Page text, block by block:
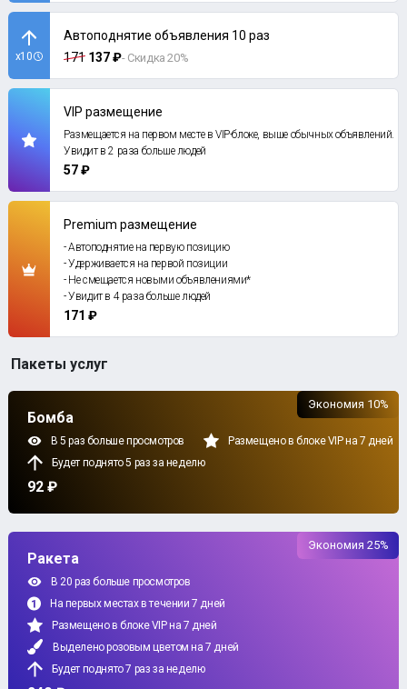
x10
Автоподнятие объявления 10 раз
171 137 ₽- Скидка 20%
VIP размещение
Размещается на первом месте в VIP-блоке, выше обычных объявлений.
Увидит в 2 раза больше людей
57 ₽
Premium размещение
- Автоподнятие на первую позицию
- Удерживается на первой позиции
- Не смещается новыми объявлениями*
- Увидит в 4 раза больше людей
171 ₽
Пакеты услуг
Бомба
В 5 раз больше просмотров
Размещено в блоке VIP на 7 дней
Будет поднято 5 раз за неделю
92 ₽
Экономия 10%
Ракета
В 20 раз больше просмотров
На первых местах в течении 7 дней
Размещено в блоке VIP на 7 дней
Выделено розовым цветом на 7 дней
Будет поднято 7 раз за неделю
Экономия 25%